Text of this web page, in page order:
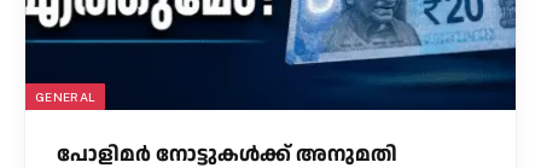
GENERAL
പോളിമർ നോട്ടുകൾക്ക് അനുമതി